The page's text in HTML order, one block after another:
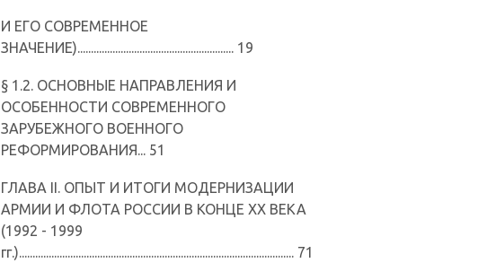
И ЕГО СОВРЕМЕННОЕ
ЗНАЧЕНИЕ).......................................................... 19
§ 1.2. ОСНОВНЫЕ НАПРАВЛЕНИЯ И
ОСОБЕННОСТИ СОВРЕМЕННОГО
ЗАРУБЕЖНОГО ВОЕННОГО
РЕФОРМИРОВАНИЯ... 51
ГЛАВА II. ОПЫТ И ИТОГИ МОДЕРНИЗАЦИИ
АРМИИ И ФЛОТА РОССИИ В КОНЦЕ XX ВЕКА
(1992 - 1999
гг.)...................................................................................................... 71